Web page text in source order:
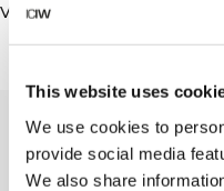
This website uses
We use cookies to
provide social media
We also share
Vergelijkbare producten